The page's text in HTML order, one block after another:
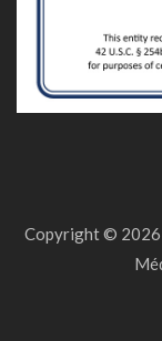
Copyright © 2026